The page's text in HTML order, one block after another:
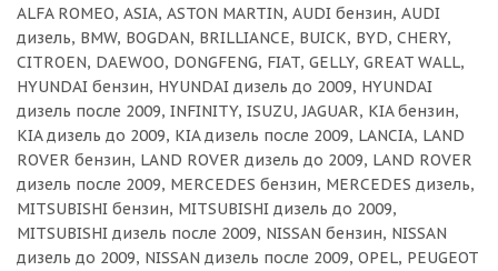
ALFA ROMEO, ASIA, ASTON MARTIN, AUDI бензин, AUDI
дизель, BMW, BOGDAN, BRILLIANCE, BUICK, BYD, CHERY,
CITROEN, DAEWOO, DONGFENG, FIAT, GELLY, GREAT WALL,
HYUNDAI бензин, HYUNDAI дизель до 2009, HYUNDAI
дизель после 2009, INFINITY, ISUZU, JAGUAR, KIA бензин,
KIA дизель до 2009, KIA дизель после 2009, LANCIA, LAND
ROVER бензин, LAND ROVER дизель до 2009, LAND ROVER
дизель после 2009, MERCEDES бензин, MERCEDES дизель,
MITSUBISHI бензин, MITSUBISHI дизель до 2009,
MITSUBISHI дизель после 2009, NISSAN бензин, NISSAN
дизель до 2009, NISSAN дизель после 2009, OPEL, PEUGEOT